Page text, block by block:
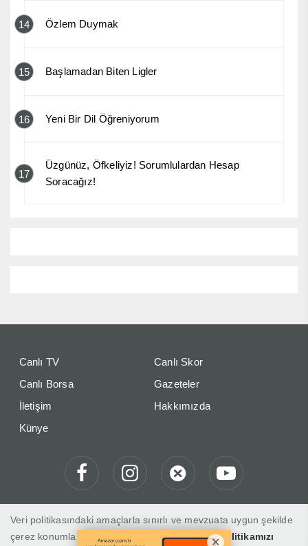
14 Özlem Duymak
15 Başlamadan Biten Ligler
16 Yeni Bir Dil Öğreniyorum
17
Üzgünüz, Öfkeliyiz! Sorumlulardan Hesap
Soracağız!
Canlı TV
Canlı Skor
Canlı Borsa
Gazeteler
İletişim
Hakkımızda
Künye
Veri politikasındaki amaçlarla sınırlı ve mevzuata uygun şekilde
çerez konumlandırmaktayız. Detaylar içinveri politikamızı